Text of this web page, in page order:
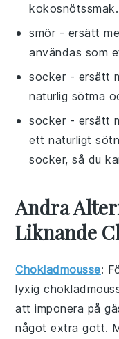
kokosnötssmak.
smör - ersätt
användas som
socker - ersätt
naturlig sötma
socker - ersätt
ett naturligt
socker, så du
Andra
Liknande
Chokladmousse:
lyxig
att imponera på
något extra gott.